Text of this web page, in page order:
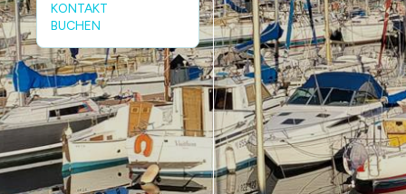
KONTAKT
BUCHEN